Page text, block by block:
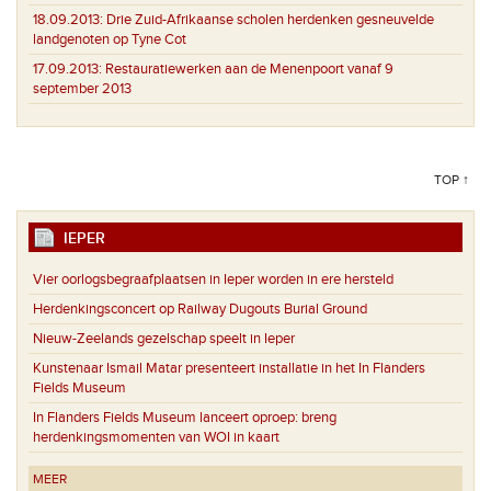
18.09.2013: Drie Zuid-Afrikaanse scholen herdenken gesneuvelde
landgenoten op Tyne Cot
17.09.2013: Restauratiewerken aan de Menenpoort vanaf 9
september 2013
TOP ↑
IEPER
Vier oorlogsbegraafplaatsen in Ieper worden in ere hersteld
Herdenkingsconcert op Railway Dugouts Burial Ground
Nieuw-Zeelands gezelschap speelt in Ieper
Kunstenaar Ismail Matar presenteert installatie in het In Flanders
Fields Museum
In Flanders Fields Museum lanceert oproep: breng
herdenkingsmomenten van WOI in kaart
MEER